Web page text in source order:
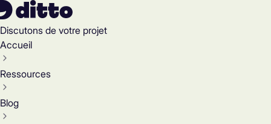
Discutons de votre projet
Accueil
Ressources
Blog